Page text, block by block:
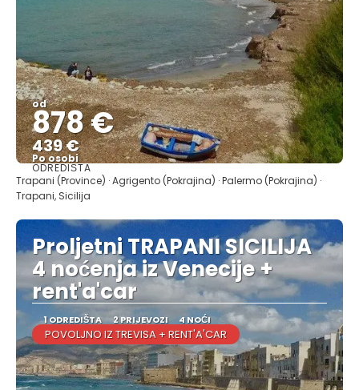
od
878 €
439 €
Po osobi
Vidjeti
ODREDIŠTA
Trapani (Province) · Agrigento (Pokrajina) · Palermo (Pokrajina) ·
Trapani, Sicilija
Proljetni TRAPANI SICILIJA
4 noćenja iz Venecije +
rent'a'car
1 ODREDIŠTA 2 PRIJEVOZI 4 NOĆI
POVOLJNO IZ TREVISA + RENT'A'CAR